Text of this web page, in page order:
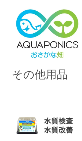
その他用品